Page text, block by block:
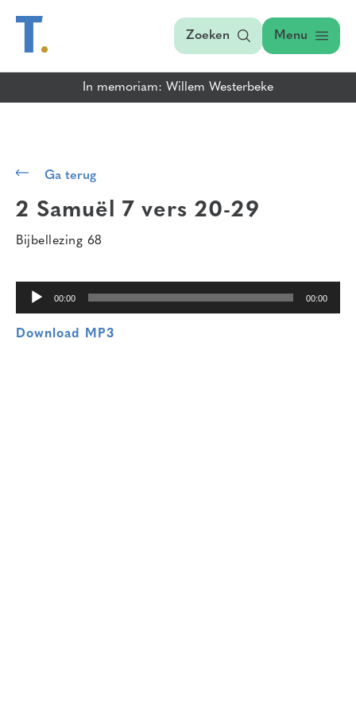
Zoeken Menu
In memoriam: Willem Westerbeke
Ga terug
2 Samuël 7 vers 20-29
Bijbellezing 68
00:00 00:00
Download MP3